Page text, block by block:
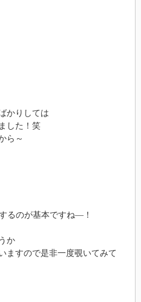
かりしては
した！笑
ら～
るのが基本ですね―！
か
ますので是非一度覗いてみて